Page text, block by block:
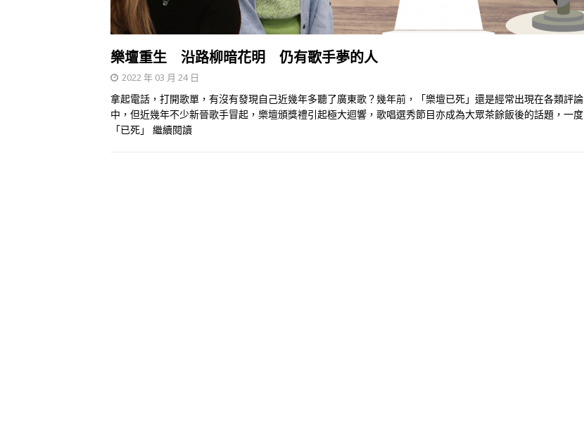
樂壇重生 沿路柳暗花明 仍有歌手夢的人
2022 年 03 月 24 日
拿起電話，打開歌單，有沒有發現自己近幾年多聽了廣東歌？幾年前，「樂壇已死」還是經常出現在各類評論
中，但近幾年不少新晉歌手冒起，樂壇頒獎禮引起極大迴響，歌唱選秀節目亦成為大眾茶餘飯後的話題，一度
「已死」 繼續閱讀